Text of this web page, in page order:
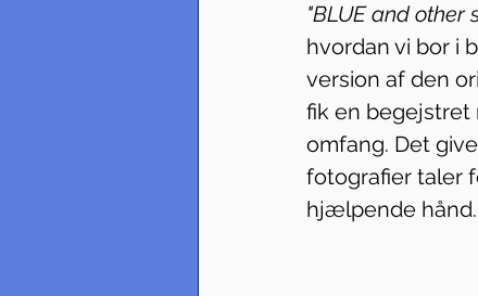
"BLUE and other
hvordan vi bor i
version af den
fik en begejstret
omfang. Det
fotografier taler
hjælpende hånd.